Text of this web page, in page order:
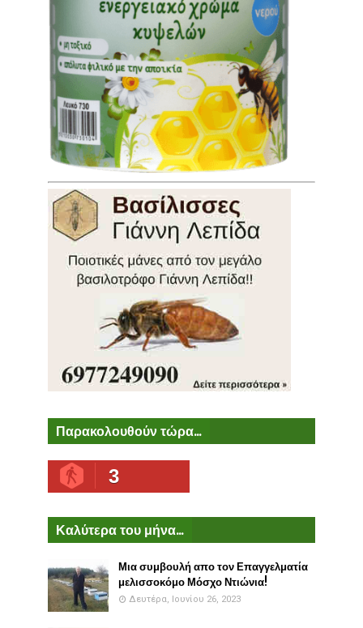
Παρακολουθούν τώρα...
3
Καλύτερα του μήνα...
Μια συμβουλή απο τον Επαγγελματία
μελισσοκόμο Μόσχο Ντιώνια!
Δευτέρα, Ιουνίου 26, 2023